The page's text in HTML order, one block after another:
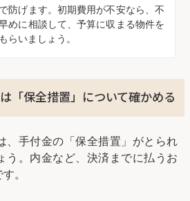
防げます。初期費用が不安なら、不
めに相談して、予算に収まる物件を
らいましょう。
「保全措置」について確かめる
、手付金の「保全措置」がとられ
う。内金など、決済までに払うお
。